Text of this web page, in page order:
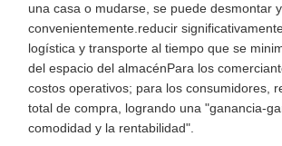
una casa o mudarse, se puede desmontar
convenientemente.reducir
logística y transporte al tiempo que se
del espacio del almacénPara los
costos operativos; para los consumidores,
total de compra, logrando una "ganancia-
comodidad y la rentabilidad".